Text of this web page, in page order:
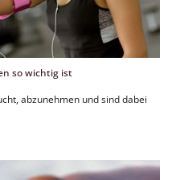
so wichtig ist
abzunehmen und sind dabei